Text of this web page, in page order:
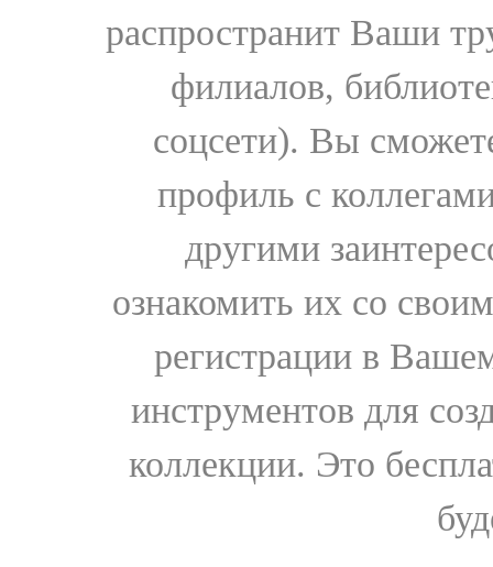
распространит Ваши
филиалов,
соцсети). Вы
профиль с
другими
ознакомить их со
регистрации в
инструментов для
коллекции. Это